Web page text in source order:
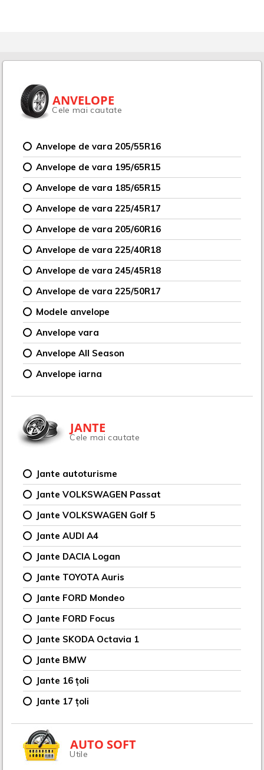
ANVELOPE
Cele mai cautate
Anvelope de vara 205/55R16
Anvelope de vara 195/65R15
Anvelope de vara 185/65R15
Anvelope de vara 225/45R17
Anvelope de vara 205/60R16
Anvelope de vara 225/40R18
Anvelope de vara 245/45R18
Anvelope de vara 225/50R17
Modele anvelope
Anvelope vara
Anvelope All Season
Anvelope iarna
JANTE
Cele mai cautate
Jante autoturisme
Jante VOLKSWAGEN Passat
Jante VOLKSWAGEN Golf 5
Jante AUDI A4
Jante DACIA Logan
Jante TOYOTA Auris
Jante FORD Mondeo
Jante FORD Focus
Jante SKODA Octavia 1
Jante BMW
Jante 16 țoli
Jante 17 țoli
AUTO SOFT
Utile